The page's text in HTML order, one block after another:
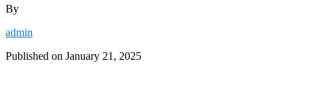
By
admin
Published on January 21, 2025